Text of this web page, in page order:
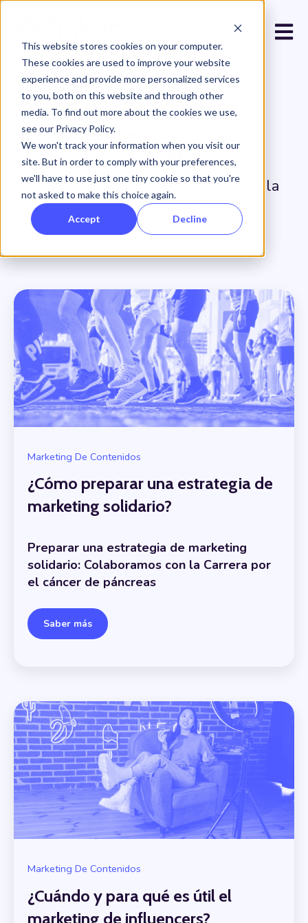
This website stores cookies on your computer.
These cookies are used to improve your website
experience and provide more personalized services
to you, both on this website and through other
media. To find out more about the cookies we use,
see our Privacy Policy.
We won't track your information when you visit our
site. But in order to comply with your preferences,
we'll have to use just one tiny cookie so that you're
not asked to make this choice again.
Accept Decline
Blog
Descubre todo sobre el mundo de la
comunicación online.
Marketing De Contenidos
¿Cómo preparar una estrategia de
marketing solidario?
Preparar una estrategia de marketing
solidario: Colaboramos con la Carrera por
el cáncer de páncreas
Saber más
Marketing De Contenidos
¿Cuándo y para qué es útil el
marketing de influencers?